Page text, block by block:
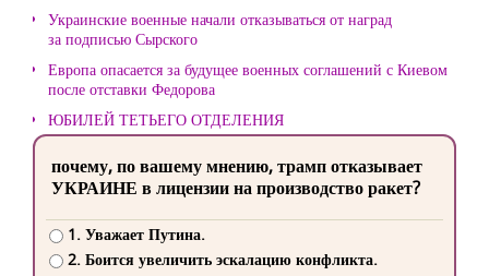
Украинские военные начали отказываться от наград
за подписью Сырского
Европа опасается за будущее военных соглашений с Киевом
после отставки Федорова
ЮБИЛЕЙ ТЕТЬЕГО ОТДЕЛЕНИЯ
почему, по вашему мнению, трамп отказывает
УКРАИНЕ в лицензии на производство ракет?
1. Уважает Путина.
2. Боится увеличить эскалацию конфликта.